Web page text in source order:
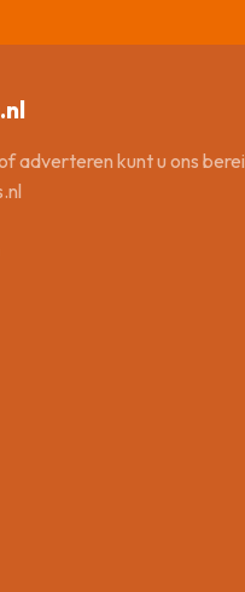
adverteren kunt u ons